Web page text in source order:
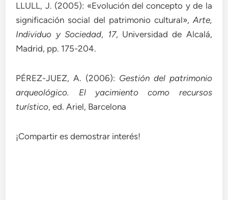
LLULL, J. (2005): «Evolución del concepto y de la
significación social del patrimonio cultural», Arte,
Individuo y Sociedad, 17, Universidad de Alcalá,
Madrid, pp. 175-204.
PÉREZ-JUEZ, A. (2006): Gestión del patrimonio
arqueológico. El yacimiento como recursos
turístico, ed. Ariel, Barcelona
¡Compartir es demostrar interés!